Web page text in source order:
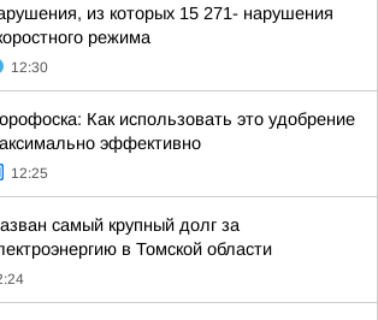
из которых 15 271- нарушения
режима
12:30
Как использовать это удобрение
эффективно
12:25
самый крупный долг за
в Томской области